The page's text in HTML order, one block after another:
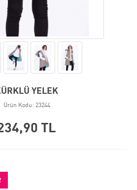
YELEK
Ürün Kodu: 23244
TL